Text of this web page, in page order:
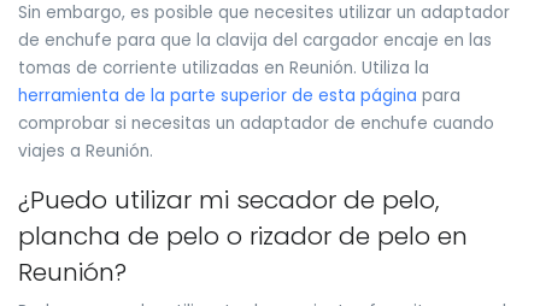
Sin embargo, es posible que necesites utilizar un adaptador
de enchufe para que la clavija del cargador encaje en las
tomas de corriente utilizadas en Reunión. Utiliza la
herramienta de la parte superior de esta página para
comprobar si necesitas un adaptador de enchufe cuando
viajes a Reunión.
¿Puedo utilizar mi secador de pelo,
plancha de pelo o rizador de pelo en
Reunión?